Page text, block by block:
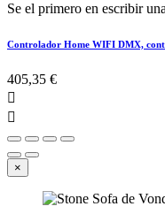
Se el primero en escribir
Controlador Home WIFI DMX,
405,35 €


×